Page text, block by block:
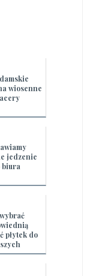
wiosenne
jedzenie
biura
płytek do